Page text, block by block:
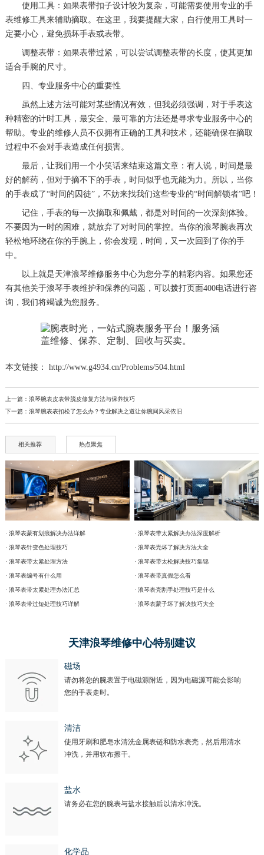
使用工具：如果表带扣子设计较为复杂，可能需要使用专业的手
表维修工具来辅助摘取。在这里，我要提醒大家，自行使用工具时一
定要小心，避免损坏手表或表带。
调整表带：如果表带过紧，可以尝试调整表带的长度，使其更加
适合手腕的尺寸。
四、专业服务中心的重要性
虽然上述方法可能对某些情况有效，但我必须强调，对于手表这
种精密的计时工具，最安全、最可靠的方法还是寻求专业服务中心的
帮助。专业的维修人员不仅拥有正确的工具和技术，还能确保在摘取
过程中不会对手表造成任何损害。
最后，让我们用一个小笑话来结束这篇文章：有人说，时间是最
好的解药，但对于摘不下的手表，时间似乎也无能为力。所以，当你
的手表成了“时间的囚徒”，不妨来找我们这些专业的“时间解锁者”吧！
记住，手表的每一次摘取和佩戴，都是对时间的一次深刻体验。
不要因为一时的困难，就放弃了对时间的掌控。当你的浪琴腕表再次
轻松地环绕在你的手腕上，你会发现，时间，又一次回到了你的手
中。
以上就是天津浪琴维修服务中心为您分享的精彩内容。如果您还
有其他关于浪琴手表维护和保养的问题，可以拨打页面400电话进行咨
询，我们将竭诚为您服务。
本文链接： http://www.g4934.cn/Problems/504.html
上一篇： 浪琴腕表皮表带脱皮修复方法与保养技巧
下一篇： 浪琴腕表表扣松了怎么办？专业解决之道让你腕间风采依旧
相关推荐 热点聚焦
· 浪琴表蒙有划痕解决办法详解
· 浪琴表针变色处理技巧
· 浪琴表带太紧处理方法
· 浪琴表编号有什么用
· 浪琴表带太紧处理办法汇总
· 浪琴表带过短处理技巧详解
· 浪琴表带太紧解决办法深度解析
· 浪琴表壳坏了解决方法大全
· 浪琴表带太松解决技巧集锦
· 浪琴表带真假怎么看
· 浪琴表壳割手处理技巧是什么
· 浪琴表蒙子坏了解决技巧大全
天津浪琴维修中心特别建议
磁场
请勿将您的腕表置于电磁源附近，因为电磁源可能会影响
您的手表走时。
清洁
使用牙刷和肥皂水清洗金属表链和防水表壳，然后用清水
冲洗，并用软布擦干。
盐水
请务必在您的腕表与盐水接触后以清水冲洗。
化学品